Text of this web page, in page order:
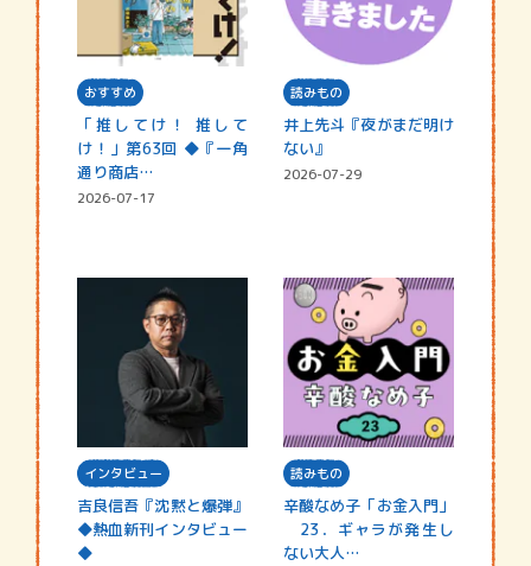
おすすめ
「推してけ！ 推して
け！」第63回 ◆『一角
通り商店…
2026-07-17
読みもの
井上先斗『夜がまだ明け
ない』
2026-07-29
インタビュー
吉良信吾『沈黙と爆弾』
◆熱血新刊インタビュー
◆
読みもの
辛酸なめ子「お金入門」
23．ギャラが発生し
ない大人…